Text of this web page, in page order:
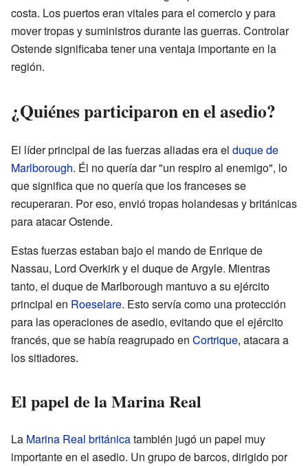
costa. Los puertos eran vitales para el comercio y para
mover tropas y suministros durante las guerras. Controlar
Ostende significaba tener una ventaja importante en la
región.
¿Quiénes participaron en el asedio?
El líder principal de las fuerzas aliadas era el duque de
Marlborough. Él no quería dar "un respiro al enemigo", lo
que significa que no quería que los franceses se
recuperaran. Por eso, envió tropas holandesas y británicas
para atacar Ostende.
Estas fuerzas estaban bajo el mando de Enrique de
Nassau, Lord Overkirk y el duque de Argyle. Mientras
tanto, el duque de Marlborough mantuvo a su ejército
principal en Roeselare. Esto servía como una protección
para las operaciones de asedio, evitando que el ejército
francés, que se había reagrupado en Cortrique, atacara a
los sitiadores.
El papel de la Marina Real
La Marina Real británicatambién jugó un papel muy
importante en el asedio. Un grupo de barcos, dirigido por